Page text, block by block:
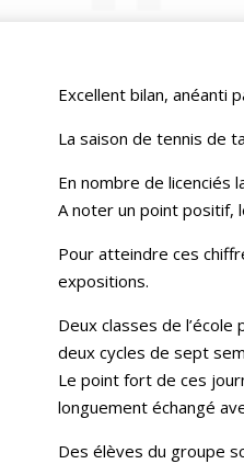
Excellent bilan, anéanti
La saison de tennis de
En nombre de licenciés
A noter un point positif,
Pour atteindre ces
expositions.
Deux classes de
deux cycles de sept
Le point fort de ces
longuement échangé
Des élèves du groupe